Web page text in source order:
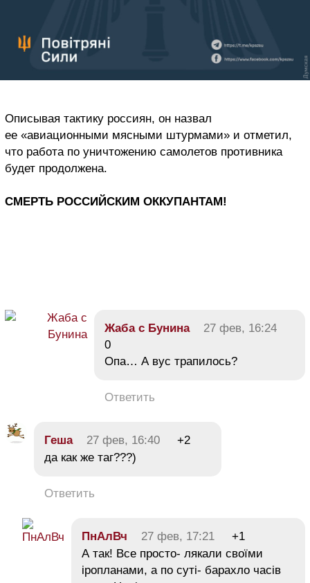
Описывая тактику россиян, он назвал
ее «авиационными мясными штурмами» и отметил,
что работа по уничтожению самолетов противника
будет продолжена.
СМЕРТЬ РОССИЙСКИМ ОККУПАНТАМ!
Жаба с Бунина
27 фев, 16:24
0
Опа… А вус трапилось?
Ответить
Геша 27 фев, 16:40
+2
да как же таг???)
Ответить
ПнАлВч 27 фев, 17:21
+1
А так! Все просто- лякали своїми
іропланами, а по суті- барахло часів